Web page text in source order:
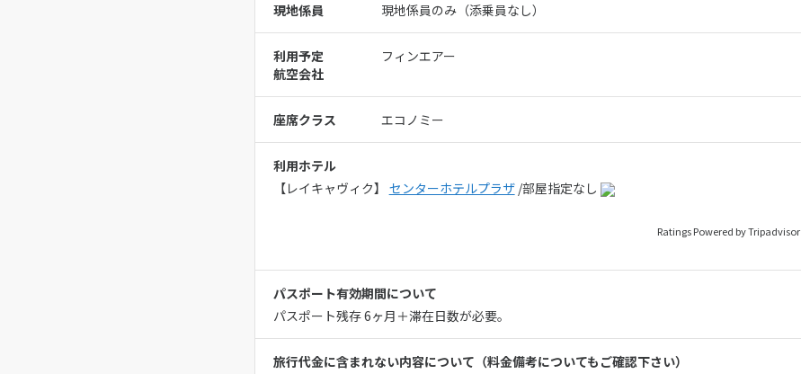
現地係員 現地係員のみ（添乗員なし）
利用予定
航空会社
フィンエアー
座席クラス エコノミー
利用ホテル
【レイキャヴィク】 センターホテルプラザ/部屋指定なし
Ratings Powered by Tripadvisor
パスポート有効期間について
パスポート残存 6ヶ月＋滞在日数が必要。
旅行代金に含まれない内容について （料金備考についてもご確認下さい）